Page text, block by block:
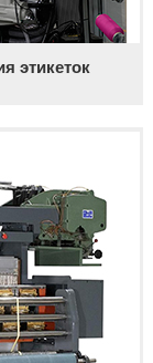
этикеток